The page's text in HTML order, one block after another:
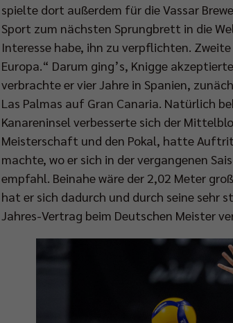
spielte dort außerdem für die Vassar
Sport zum nächsten Sprungbrett in die
Interesse habe, ihn zu verpflichten.
Europa.“ Darum ging’s, Knigge
verbrachte er vier Jahre in Spanien,
Las Palmas auf Gran Canaria. Natürlich
Kanareninsel verbesserte sich der
Meisterschaft und den Pokal, hatte
machte, wo er sich in der vergangenen
empfahl. Beinahe wäre der 2,02 Meter
hat er sich dadurch und durch seine sehr
Jahres-Vertrag beim Deutschen Meister